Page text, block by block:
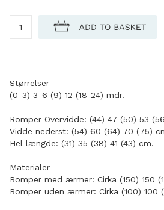
Størrelser
(0-3) 3-6 (9) 12 (18-24) mdr.
Romper Overvidde: (44) 47 (50) 53
Vidde nederst: (54) 60 (64) 70 (75)
Hel længde: (31) 35 (38) 41 (43) cm.
Materialer
Romper med ærmer: Cirka (150) 150
Romper uden ærmer: Cirka (100) 100